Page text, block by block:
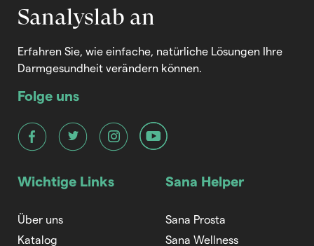
Sanalyslab an
Erfahren Sie, wie einfache, natürliche Lösungen Ihre
Darmgesundheit verändern können.
Folge uns
Wichtige Links
Über uns
Katalog
Sana Helper
Sana Prosta
Sana Wellness